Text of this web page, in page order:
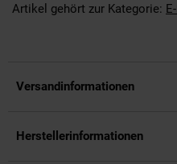
Artikel gehört zur Kategorie:
Versandinformationen
Herstellerinformationen